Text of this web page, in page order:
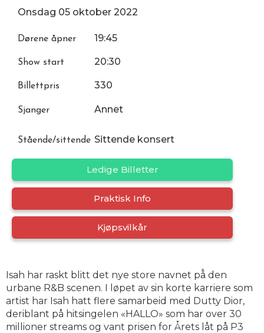
Onsdag 05 oktober 2022
Dørene åpner 19:45
Show start 20:30
Billettpris 330
Sjanger Annet
Stående/sittende Sittende konsert
Ledige Billetter
Praktisk Info
Kjøpsvilkår
Isah har raskt blitt det nye store navnet på̊ den
urbane R&B scenen. I løpet av sin korte karriere som
artist har Isah hatt flere samarbeid med Dutty Dior,
deriblant på hitsingelen «HALLO» som har over 30
millioner streams og vant prisen for Årets låt på P3